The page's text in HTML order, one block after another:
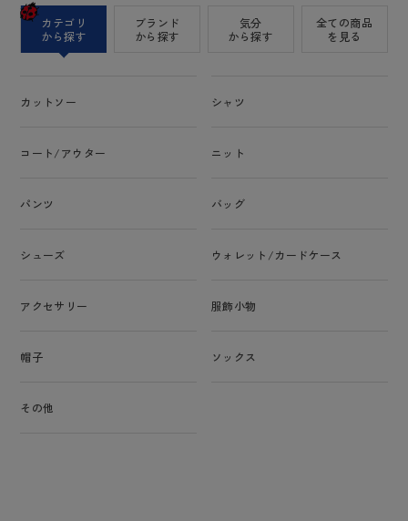
カテゴリ
から探す
ブランド
から探す
気分
から探す
全ての商品
を見る
カットソー シャツ
コート/アウター ニット
パンツ バッグ
シューズ ウォレット/カードケース
アクセサリー 服飾小物
帽子 ソックス
その他